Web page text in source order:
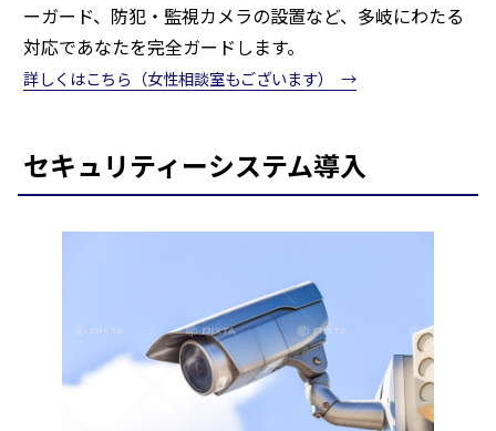
ーガード、防犯・監視カメラの設置など、多岐にわたる
対応であなたを完全ガードします。
詳しくはこちら（女性相談室もございます）
セキュリティーシステム導入